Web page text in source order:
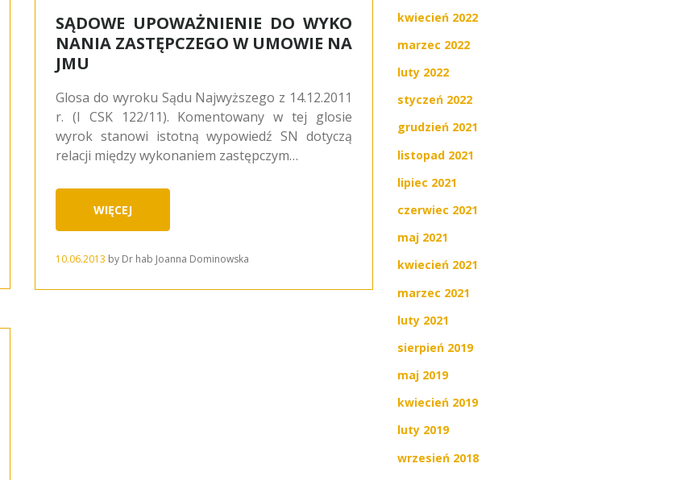
SĄDOWE UPOWAŻNIENIE DO WYKO
NANIA ZASTĘPCZEGO W UMOWIE NA
JMU
Glosa do wyroku Sądu Najwyższego z 14.12.2011
r. (I CSK 122/11). Komentowany w tej glosie
wyrok stanowi istotną wypowiedź SN dotyczą
relacji między wykonaniem zastępczym…
WIĘCEJ
10.06.2013 by Dr hab Joanna Dominowska
kwiecień 2022
marzec 2022
luty 2022
styczeń 2022
grudzień 2021
listopad 2021
lipiec 2021
czerwiec 2021
maj 2021
kwiecień 2021
marzec 2021
luty 2021
sierpień 2019
maj 2019
kwiecień 2019
luty 2019
wrzesień 2018